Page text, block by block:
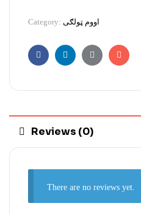
Category: اووم ټولګی
FacebookLinkedinGoogle+Email
Reviews (0)
There are no reviews yet.